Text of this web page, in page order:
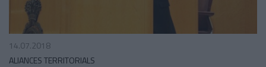
14.07.2018
ALIANCES TERRITORIALS